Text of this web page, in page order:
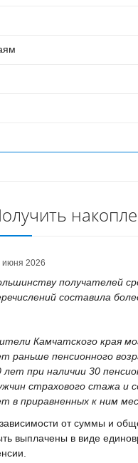
июня 2026
получателей
составила
Камчатского края
раньше пенсионного
лет при наличии 30
страхового стажа и
в приравненных к ним
от суммы и
выплачены в виде